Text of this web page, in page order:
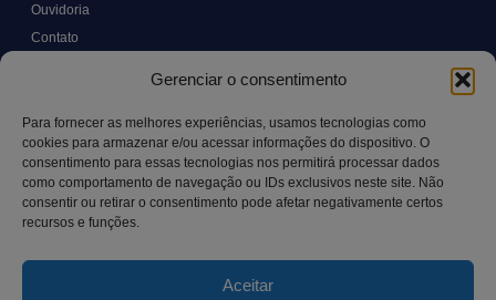
Gerenciar o consentimento
Para fornecer as melhores experiências, usamos tecnologias como
cookies para armazenar e/ou acessar informações do dispositivo. O
consentimento para essas tecnologias nos permitirá processar dados
como comportamento de navegação ou IDs exclusivos neste site. Não
consentir ou retirar o consentimento pode afetar negativamente certos
recursos e funções.
Aceitar
Ouvidoria
Contato
Canal LGPD e Segurança da Informação
Contato